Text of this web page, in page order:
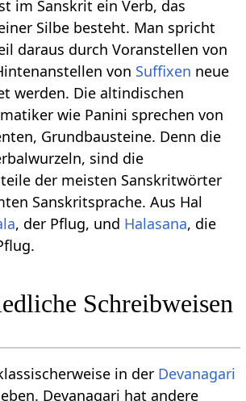
im Sanskrit ein Verb, das
Silbe besteht. Man spricht
daraus durch Voranstellen von
von Suffixen neue
werden. Die altindischen
wie Panini sprechen von
Grundbausteine. Denn die
sind die
der meisten Sanskritwörter
Sanskritsprache. Aus Hal
, der Pflug, und Halasana, die
Schreibweisen
in der Devanagari
Devanagari hat andere